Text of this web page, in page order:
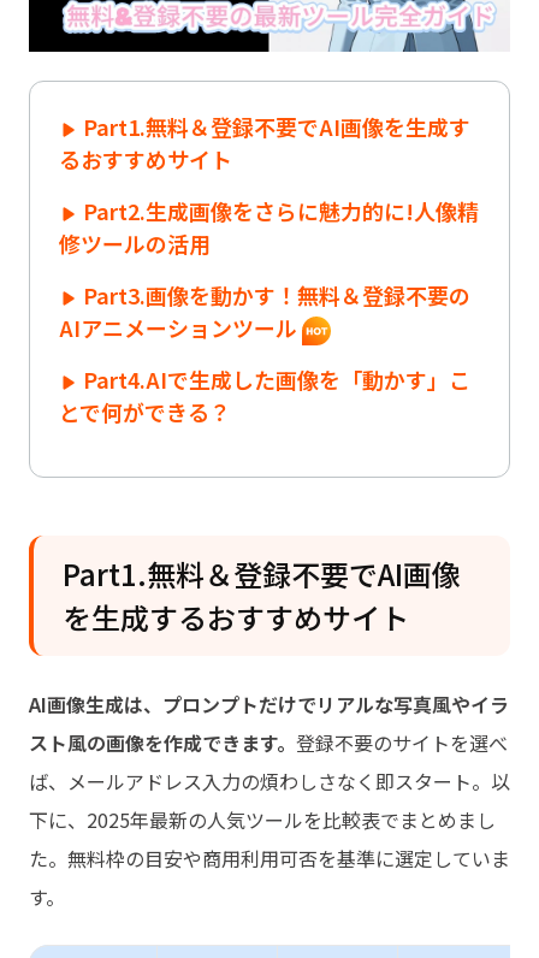
Part1.無料＆登録不要でAI画像を生成す
るおすすめサイト
Part2.生成画像をさらに魅力的に!人像精
修ツールの活用
Part3.画像を動かす！無料＆登録不要の
AIアニメーションツール
Part4.AIで生成した画像を「動かす」こ
とで何ができる？
Part1.無料＆登録不要でAI画像
を生成するおすすめサイト
AI画像生成は、プロンプトだけでリアルな写真風やイラ
スト風の画像を作成できます。 登録不要のサイトを選べ
ば、メールアドレス入力の煩わしさなく即スタート。以
下に、2025年最新の人気ツールを比較表でまとめまし
た。無料枠の目安や商用利用可否を基準に選定していま
す。